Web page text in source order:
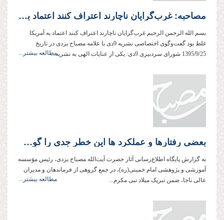
مصاحبه: غرب‌گرایان ناچارند اعتراف کنند اعتماد به آمریکا غلط بود
بسم الله الرحمن الرحیم غرب‌گرایان ناچارند اعتراف کنند اعتماد به آمریکا
غلط بود گفت‌وگوی اختصاصی نشریه 9دی با علامه مصباح یزدی در تاریخ
1395/9/25 شورای سردبیری 9دی: یکی از عنایات الهی به نشریه...
مطالعه بیشتر...
بعضی رفتارها و عملکرد ها این خطر جدی را گوشزد می‌کند که ارزش‌های انقلاب در حال کمرنگ شدن است
به گزارش پایگاه اطلاع‌رسانی آثار حضرت آیت‌الله مصباح یزدی، رئیس مؤسسه
آموزشی و پژوهشی امام خمینی‌(ره)، در جمع گروهی از فرماندهان و مدیران
عالی ناجا، ضمن تبریک میلاد نبی مکرم...
مطالعه بیشتر...